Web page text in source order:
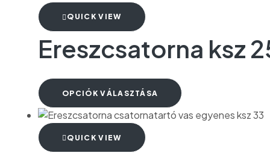
QUICK VIEW
Ereszcsatorna ksz
OPCIÓK VÁLASZTÁSA
QUICK VIEW